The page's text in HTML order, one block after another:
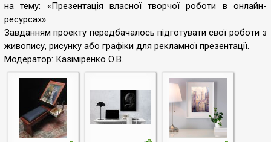
на тему: «Презентація власної творчої роботи в онлайн-
ресурсах».
Завданням проекту передбачалось підготувати свої роботи з
живопису, рисунку або графіки для рекламної презентації.
Модератор: Казіміренко О.В.